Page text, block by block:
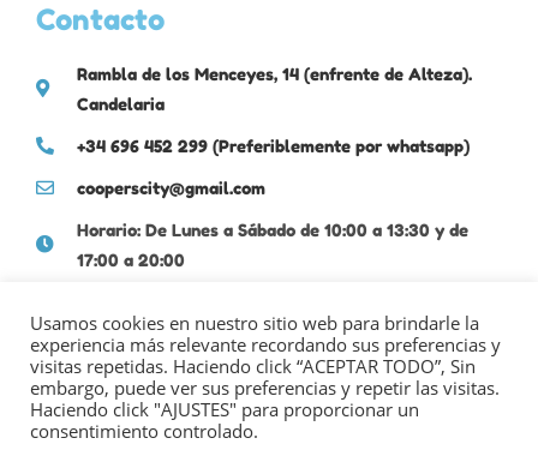
Contacto
Rambla de los Menceyes, 14 (enfrente de Alteza).
Candelaria
+34 696 452 299 (Preferiblemente por whatsapp)
cooperscity@gmail.com
Horario: De Lunes a Sábado de 10:00 a 13:30 y de
17:00 a 20:00
Usamos cookies en nuestro sitio web para brindarle la
experiencia más relevante recordando sus preferencias y
visitas repetidas. Haciendo click “ACEPTAR TODO”, Sin
embargo, puede ver sus preferencias y repetir las visitas.
Haciendo click "AJUSTES" para proporcionar un
consentimiento controlado.